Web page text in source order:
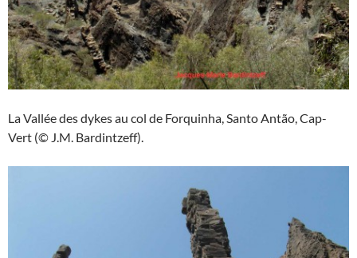
La Vallée des dykes au col de Forquinha, Santo Antão, Cap-
Vert (© J.M. Bardintzeff).